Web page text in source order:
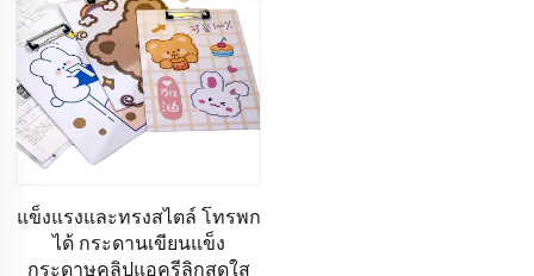
แข็งแรงและทรงสไตล์ โทรพก
ได้ กระดานเขียนแข็ง
กระดาษคลิปแอครีลิกสดใส